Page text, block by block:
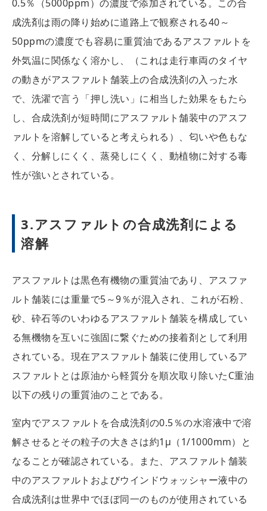
0.5％（5000ppm）の濃度で添加されている。この合
成洗剤は雨の降り始めに道路上で観察される40～
50ppmの濃度でも容易に重質油であるアスファルトを
外気温に関係なく溶かし、（これは走行車両のタイヤ
の動きがアスファルト舗装上の合成洗剤の入った水
で、洗濯で言う「押し洗い」に相当した効果をもたら
し、合成洗剤が短時間にアスファルト舗装中のアスフ
ァルトを溶解していると考えられる）、匂いや色もな
く、分解しにくく、蒸発しにくく、動植物に対する毒
性が強いとされている。
3.アスファルトの合成洗剤による
溶解
アスファルトは黒色有機物の重質油であり、アスファ
ルト舗装には重量で5～9％が混入され、これが石粉、
砂、砕石等のいわゆるアスファルト舗装を構成してい
る無機物を互いに強固に繋ぐための接着剤として利用
されている。現在アスファルト舗装に使用しているア
スファルトとは原油から軽質分を順次取り除いたC重油
以下の残りの重質油のことである。
室内でアスファルトを合成洗剤の0.5％の水溶液中で溶
解させるとその粒子の大きさは約1μ（1/1000mm）と
なることが確認されている。また、アスファルト舗装
中のアスファルトおよびウインドウォッシャー液中の
合成洗剤は世界中でほぼ同一のものが使用されている